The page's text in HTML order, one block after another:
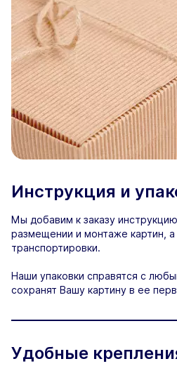
Инструкция и
Мы добавим к заказу
размещении и монтаже картин,
транспортировки.
Наши упаковки справятся с
сохранят Вашу картину в ее
Удобные